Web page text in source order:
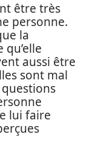
être très
personne.
la
aussi être
sont mal
lui faire